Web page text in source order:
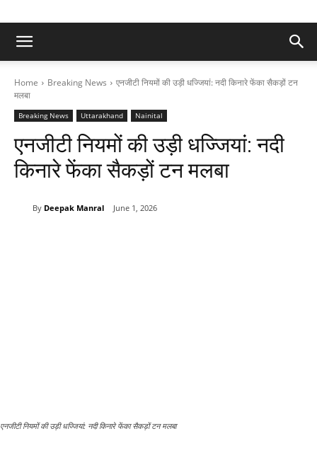
Home Breaking News
एनजीटी नियमों की उड़ी धज्जियां: नदी किनारे फेंका सैकड़ों टन
मलबा
Breaking News Uttarakhand Nainital
एनजीटी नियमों की उड़ी धज्जियां: नदी
किनारे फेंका सैकड़ों टन मलबा
By Deepak Manral June 1, 2026
एनजीटी नियमों की उड़ी धज्जियां: नदी किनारे फेंका सैकड़ों टन मलबा